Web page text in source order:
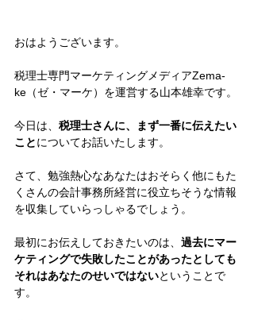
おはようございます。
税理士専門マーケティングメディアZema-
ke（ゼ・マーケ）を運営する山本雄幸です。
今日は、 税理士さんに、まず一番に伝えたい
ことについてお話いたします。
さて、勉強熱心なあなたはおそらく他にもた
くさんの会計事務所経営に役立ちそうな情報
を収集していらっしゃるでしょう。
最初にお伝えしておきたいのは、 過去にマー
ケティングで失敗したことがあったとしても
それはあなたのせいではないということで
す。